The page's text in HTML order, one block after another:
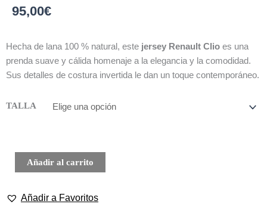
95,00€
Hecha de lana 100 % natural, este jersey Renault Clio es una
prenda suave y cálida homenaje a la elegancia y la comodidad.
Sus detalles de costura invertida le dan un toque contemporáneo.
TALLA
Jersey
Merino
Añadir al carrito
Añadir a Favoritos